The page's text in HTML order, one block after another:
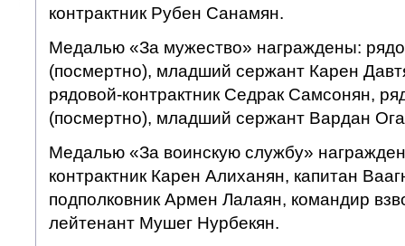
контрактник Рубен Санамян.
Медалью «За мужество» награждены:
(посмертно), младший сержант Карен
рядовой-контрактник Седрак Самсонян,
(посмертно), младший сержант Вардан
Медалью «За воинскую службу»
контрактник Карен Алиханян, капитан
подполковник Армен Лалаян, командир
лейтенант Мушег Нурбекян.